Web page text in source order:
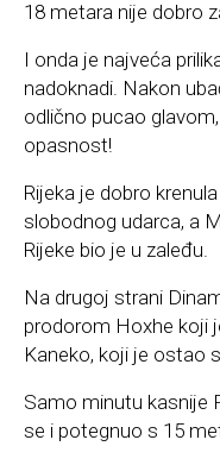
18 metara nije dobro
I onda je najveća
nadoknadi. Nakon
odlično pucao
opasnost!
Rijeka je dobro
slobodnog udarca, a
Rijeke bio je u zaleđu.
Na drugoj strani
prodorom Hoxhe koji
Kaneko, koji je ostao
Samo minutu kasnije
se i potegnuo s 15